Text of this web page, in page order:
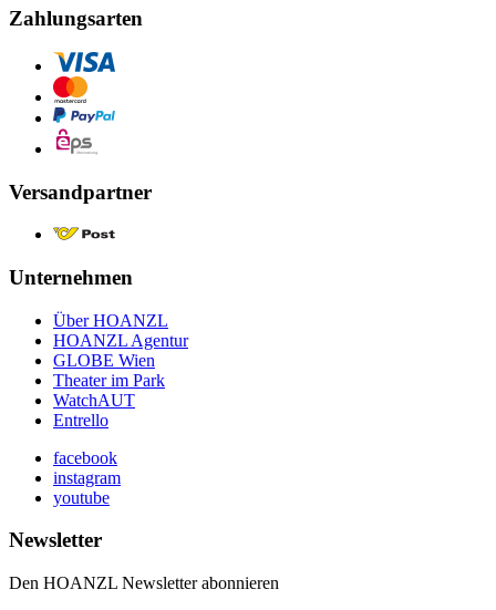
Zahlungsarten
Versandpartner
Unternehmen
Über HOANZL
HOANZL Agentur
GLOBE Wien
Theater im Park
WatchAUT
Entrello
facebook
instagram
youtube
Newsletter
Den HOANZL Newsletter abonnieren